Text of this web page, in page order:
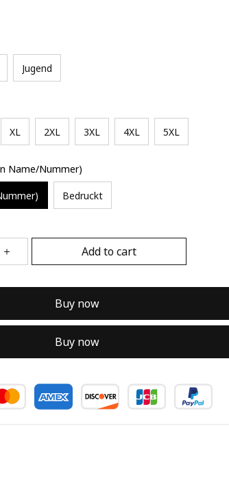
Jugend
XL 2XL 3XL 4XL 5XL
Name/Nummer)
Bedruckt
Add to cart
Buy now
Buy now